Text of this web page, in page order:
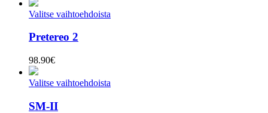
Valitse vaihtoehdoista
Pretereo 2
98.90€
Valitse vaihtoehdoista
SM-II